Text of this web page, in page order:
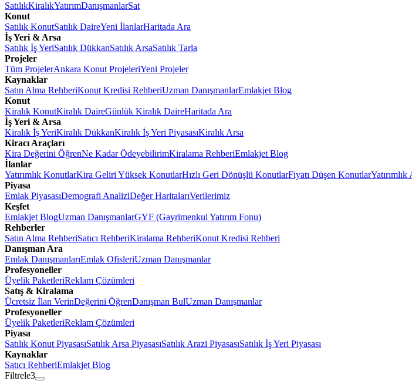
SatılıkKiralıkYatırımDanışmanlarSat
Konut
Satılık KonutSatılık DaireYeni İlanlarHaritada Ara
İş Yeri & Arsa
Satılık İş YeriSatılık DükkanSatılık ArsaSatılık Tarla
Projeler
Tüm ProjelerAnkara Konut ProjeleriYeni Projeler
Kaynaklar
Satın Alma RehberiKonut Kredisi RehberiUzman DanışmanlarEmlakjet Blog
Konut
Kiralık KonutKiralık DaireGünlük Kiralık DaireHaritada Ara
İş Yeri & Arsa
Kiralık İş YeriKiralık DükkanKiralık İş Yeri PiyasasıKiralık Arsa
Kiracı Araçları
Kira Değerini ÖğrenNe Kadar ÖdeyebilirimKiralama RehberiEmlakjet Blog
İlanlar
Yatırımlık KonutlarKira Geliri Yüksek KonutlarHızlı Geri Dönüşlü KonutlarFiyatı Düşen KonutlarYatırımlık
Piyasa
Emlak PiyasasıDemografi AnaliziDeğer HaritalarıVerilerimiz
Keşfet
Emlakjet BlogUzman DanışmanlarGYF (Gayrimenkul Yatırım Fonu)
Rehberler
Satın Alma RehberiSatıcı RehberiKiralama RehberiKonut Kredisi Rehberi
Danışman Ara
Emlak DanışmanlarıEmlak OfisleriUzman Danışmanlar
Profesyoneller
Üyelik PaketleriReklam Çözümleri
Satış & Kiralama
Ücretsiz İlan VerinDeğerini ÖğrenDanışman BulUzman Danışmanlar
Profesyoneller
Üyelik PaketleriReklam Çözümleri
Piyasa
Satılık Konut PiyasasıSatılık Arsa PiyasasıSatılık Arazi PiyasasıSatılık İş Yeri Piyasası
Kaynaklar
Satıcı RehberiEmlakjet Blog
Filtrele3